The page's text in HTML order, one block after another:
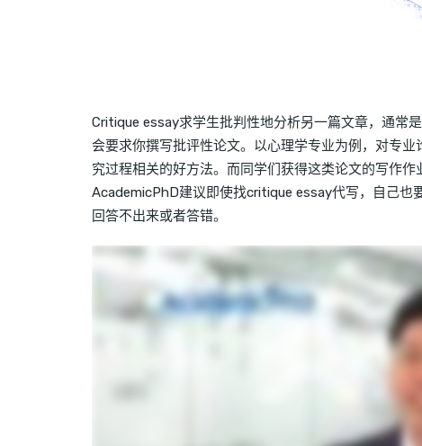
Critique essay求学生批判性地分析另一篇文章，通常
会要求你撰写批评性论文。以心理学专业为例，对专
究过程相关的好方法。而同学们获得这类论文的写作作
AcademicPhD建议即使找critique essay代写，自己也
回答不出来或者答错。